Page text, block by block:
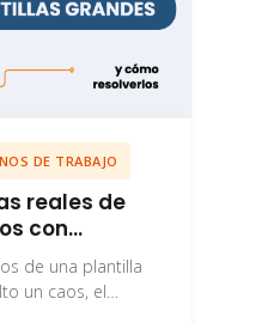
DE TRABAJO
reales de
con
(y cómo
de una plantilla
un caos, el